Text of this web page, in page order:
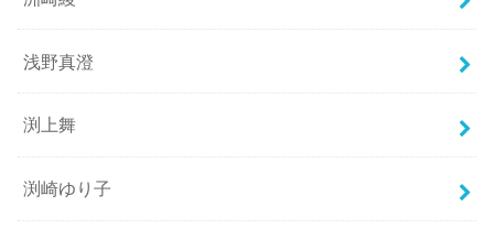
浅野真澄
渕上舞
渕崎ゆり子